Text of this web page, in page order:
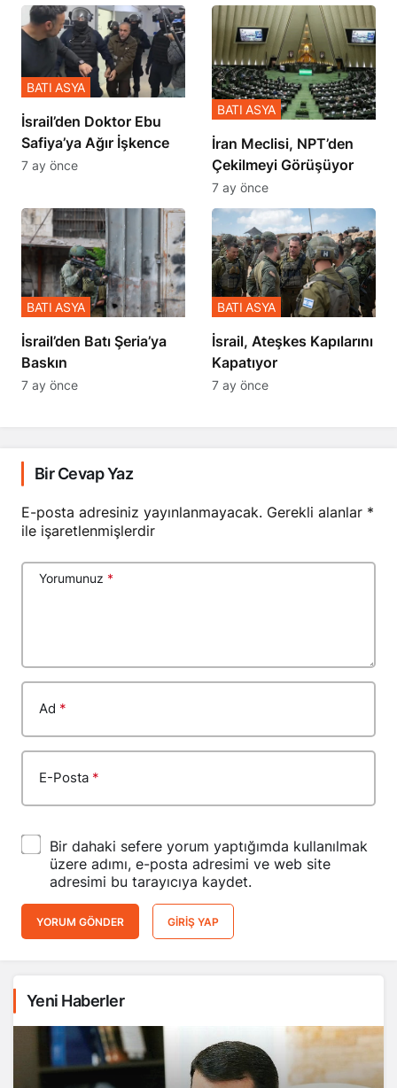
İsrail’den Doktor Ebu
Safiya’ya Ağır İşkence
BATI ASYA
7 ay önce
İran Meclisi, NPT’den
Çekilmeyi Görüşüyor
BATI ASYA
7 ay önce
​​​​​​​İsrail’den Batı Şeria’ya
Baskın
BATI ASYA
7 ay önce
İsrail, Ateşkes Kapılarını
Kapatıyor
BATI ASYA
7 ay önce
Bir Cevap Yaz
E-posta adresiniz yayınlanmayacak. Gerekli alanlar *
ile işaretlenmişlerdir
Yorumunuz *
Ad *
E-Posta *
Bir dahaki sefere yorum yaptığımda kullanılmak
üzere adımı, e-posta adresimi ve web site
adresimi bu tarayıcıya kaydet.
YORUM GÖNDER GIRIŞ YAP
Yeni Haberler